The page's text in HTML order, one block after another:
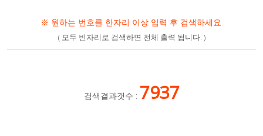
※ 원하는 번호를 한자리 이상 입력 후 검색하세요.
( 모두 빈자리로 검색하면 전체 출력 됩니다. )
검색결과갯수 : 7937